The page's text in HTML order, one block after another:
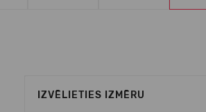
IZVĒLIETIES IZMĒRU